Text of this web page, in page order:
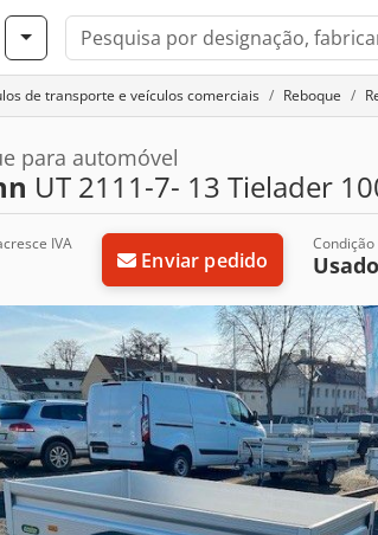
de transporte e veículos comerciais Reboque
para automóvel
UT 2111-7- 13 Tielader
IVA
Enviar pedido
Condição
Usado